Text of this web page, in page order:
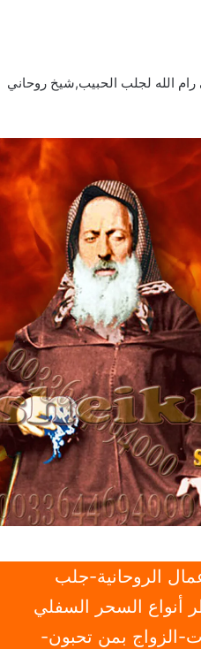
الله لجلب الحبيب,شيخ روحاني
الروحانية-جلب
أنواع السحر السفلي
الزواج بمن تحبون-